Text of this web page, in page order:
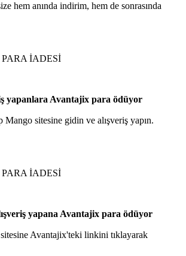
hem anında indirim, hem de sonrasında
PARA İADESİ
yapanlara Avantajix para ödüyor
Mango sitesine gidin ve alışveriş yapın.
PARA İADESİ
yapana Avantajix para ödüyor
Avantajix'teki linkini tıklayarak